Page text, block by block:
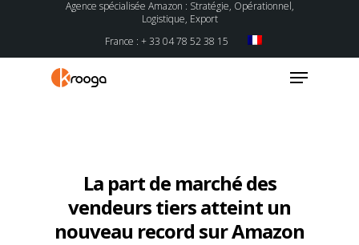
Agence spécialisée Amazon : Stratégie, Opérationnel,
Logistique, Export
France : + 33 04 78 52 38 15
La part de marché des
vendeurs tiers atteint un
nouveau record sur Amazon